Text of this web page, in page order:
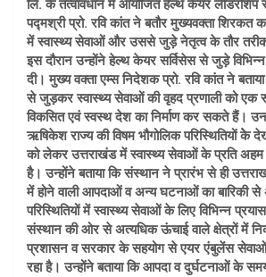
लि. के तत्वावधान में आयोजित हेल्थ केयर लीडरशिप
पद्मश्री प्रो. रवि कांत ने बतौर मुख्यवक्ता शिरकत
में स्वास्थ्य सेवाओं और उससे जुड़े नेतृत्व के तौर
इस दौरान उन्होंने हेल्थ केयर सर्विसेस से जुड़े
दी। मुख्य वक्ता एम्स निदेशक प्रो. रवि कांत ने
से जुड़कर स्वास्थ्य सेवाओं की वृहद प्रणाली को एक
विकसित एवं स्वस्थ देश का निर्माण कर सकते हैं।
ऋषिकेश राज्य की विषम भौगोलिक परिस्थितियों केे
को लेकर उत्तराखंड में स्वास्थ्य सेवाओं के प्रति अहम
है। उन्होंने बताया ​कि संस्थान ने प्रारंभ से ही
में होने वाली आपदाओं व अन्य घटनाओं का बारिकी
परिस्थितियों में स्वास्थ्य सेवाओं के लिए विभिन्न
संस्थान की ओर से अत्यधिक ऊंचाई वाले क्षेत्रों में
प्रशासन व सरकार के सहयोग से एयर एंबुलेंस सेवाओं
रहा है। उन्होंने बताया कि आपदा व दुर्घटनाओं के